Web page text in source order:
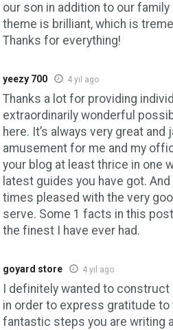
our son in addition to our
theme is brilliant, which is
Thanks for everything!
yeezy 700 4 yıl ago
Thanks a lot for providing
extraordinarily wonderful
here. It’s always very great
amusement for me and my
your blog at least thrice in one
latest guides you have got. And
times pleased with the very
serve. Some 1 facts in this
the finest I have ever had.
goyard store 4 yıl ago
I definitely wanted to
in order to express gratitude to
fantastic steps you are writing